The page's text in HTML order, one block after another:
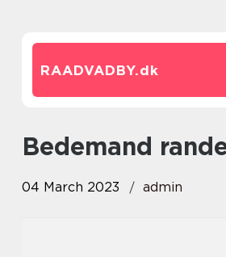
RAADVADBY.dk
bedemand
04 March 2023 admin